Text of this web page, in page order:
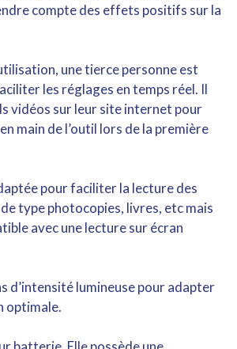
compte des effets positifs sur la
une tierce personne est
les réglages en temps réel. Il
vidéos sur leur site internet pour
main de l’outil lors de la première
pour faciliter la lecture des
type photocopies, livres, etc mais
avec une lecture sur écran
d’intensité lumineuse pour adapter
optimale.